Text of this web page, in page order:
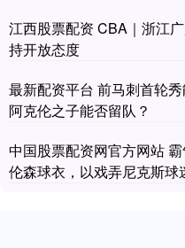
江西股票配资 CBA｜浙江
持开放态度
最新配资平台 前马刺首轮
阿克伦之子能否留队？
中国股票配资网官方网站
伦森球衣，以戏弄尼克斯球